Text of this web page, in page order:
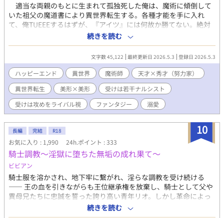
適当な両親のもとに生まれて孤独死した俺は、魔術に傾倒して
いた祖父の魔道書により異世界転生する。各種才能を手に入れ
て、俺TUEEEするはずが、『アイツ』には何故か勝てない。絶対
に勝ってやる、あいつも俺を敵対視しているようだし――と、思
っていたが、あれ？ という、異世界ファンタジーです。※貴族
令息（天才）×貴族令息（秀才・努力家？）のお話です。
続きを読む
文字数 45,122 最終更新日 2026.5.3 登録日 2026.5.3
ハッピーエンド 異世界 魔術師
天才×秀才（努力家）
異世界転生
美形×美形
受けは若干ナルシスト
受けは攻めをライバル視
ファンタジー 溺愛
10
長編 完結 R18
お気に入り : 1,990 24h.ポイント : 333
騎士調教～淫獄に堕ちた無垢の成れ果て～
ビビアン
騎士服を溶かされ、地下牢に繋がれ、淫らな調教を受け続ける
―― 王の血を引きながらも王位継承権を放棄し、騎士として父や
異母兄たちに忠誠を誓った誇り高い青年リオ。しかし革命によっ
て王国は滅びてしまい、リオもまた囚われてしまう。 そんな彼の
目の前に現れたのは、黒衣の魔術師アーネスト。 「革命の盟主か
続きを読む